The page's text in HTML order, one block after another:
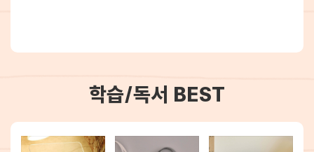
학습/독서 BEST